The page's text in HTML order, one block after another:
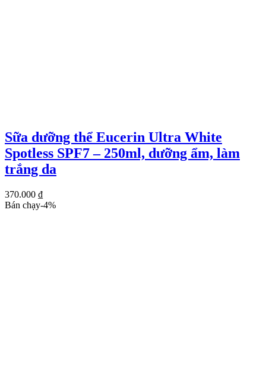
Sữa dưỡng thể Eucerin Ultra White
Spotless SPF7 – 250ml, dưỡng ẩm, làm
trắng da
370.000 ₫
Bán chạy-4%